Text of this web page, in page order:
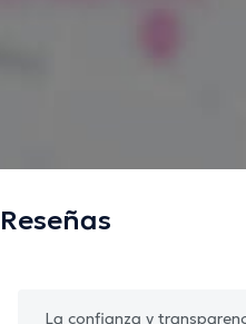
Reseñas
La confianza y